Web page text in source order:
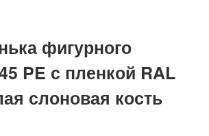
фигурного
PE с пленкой RAL
слоновая кость